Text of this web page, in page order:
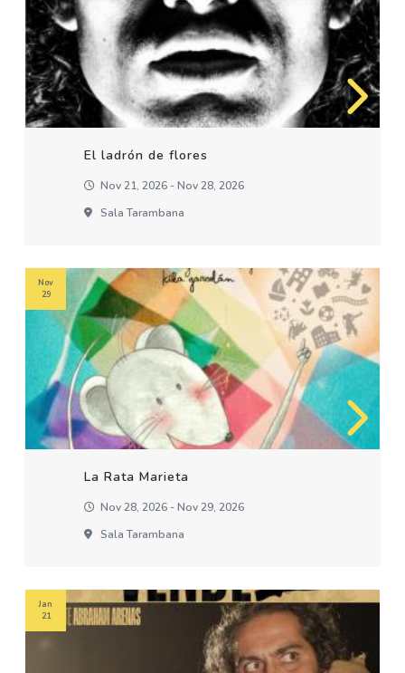
El ladrón de flores
Nov 21, 2026 - Nov 28, 2026
Sala Tarambana
La Rata Marieta
Nov 28, 2026 - Nov 29, 2026
Sala Tarambana
Nov
29
Jan
21